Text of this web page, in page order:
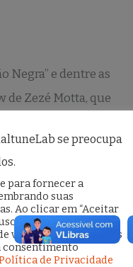
Negra” e dentre as
de Zezé Motta, que
Talks com Erika
Mateus Aleluia, o
do Festival e
Youtube
se preocupa
para fornecer a
suas
Ao clicar em “Aceitar
de TODOS os
visitar "Configurações
consentimento
de Privacidade